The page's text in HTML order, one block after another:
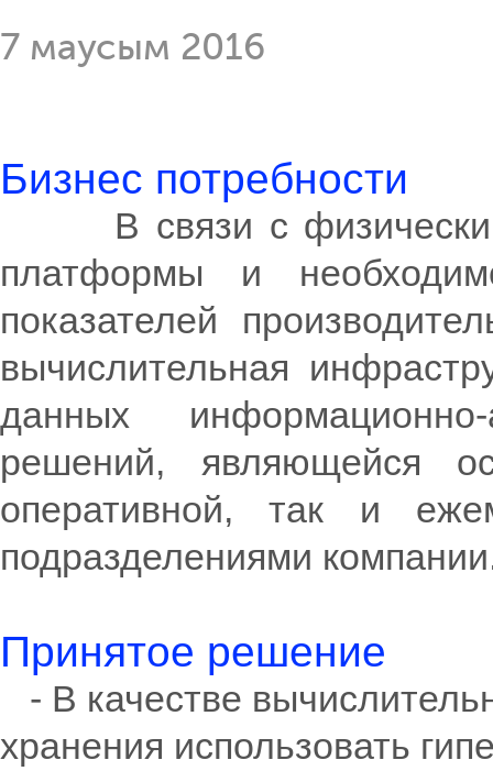
7 маусым 2016
Бизнес потребности
В связи с физическим
платформы и
показателей
вычислительная
данных
решений, являющейся
оперативной, так и
подразделениями
Принятое решение
- В качестве
хранения использовать